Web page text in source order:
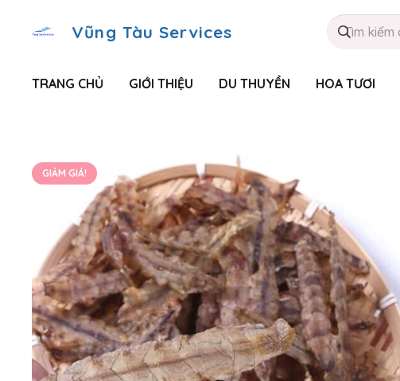
Vũng Tàu Services
TRANG CHỦ GIỚI THIỆU DU THUYỀN HOA TƯƠI
GIẢM GIÁ!